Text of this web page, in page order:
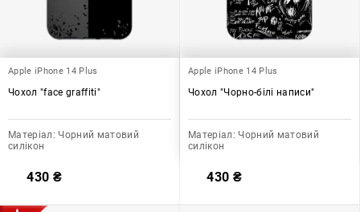
Apple iPhone 14 Plus
Чохол "face graffiti"
Матеріал: Чорний матовий
силікон
430 ₴
Apple iPhone 14 Plus
Чохол "Чорно-білі написи"
Матеріал: Чорний матовий
силікон
430 ₴